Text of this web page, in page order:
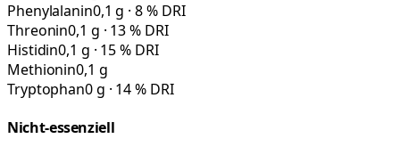
Phenylalanin0,1 g · 8 % DRI
Threonin0,1 g · 13 % DRI
Histidin0,1 g · 15 % DRI
Methionin0,1 g
Tryptophan0 g · 14 % DRI
Nicht-essenziell